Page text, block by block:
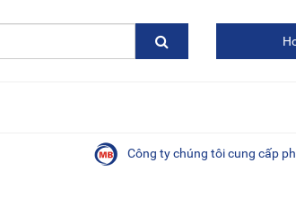
Công ty chúng tôi cung cấp phụ